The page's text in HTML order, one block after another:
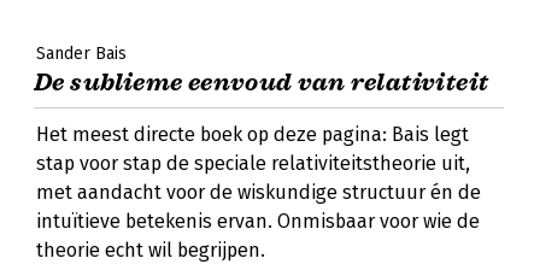
Sander Bais
De sublieme eenvoud van relativiteit
Het meest directe boek op deze pagina: Bais legt
stap voor stap de speciale relativiteitstheorie uit,
met aandacht voor de wiskundige structuur én de
intuïtieve betekenis ervan. Onmisbaar voor wie de
theorie echt wil begrijpen.